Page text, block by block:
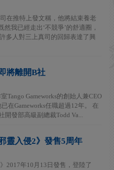
在推特上發文稱，他將結束養老
我已經走出‘不競爭’的舒適圈，
多人對三上真司的回歸表達了興
將離開B社
Tango Gameworks的創始人兼CEO
在Gameworks任職超過12年。 在
開發部高級副總裁Todd Va...
靈入侵2》發售5周年
》2017年10月13日發售，登陸了